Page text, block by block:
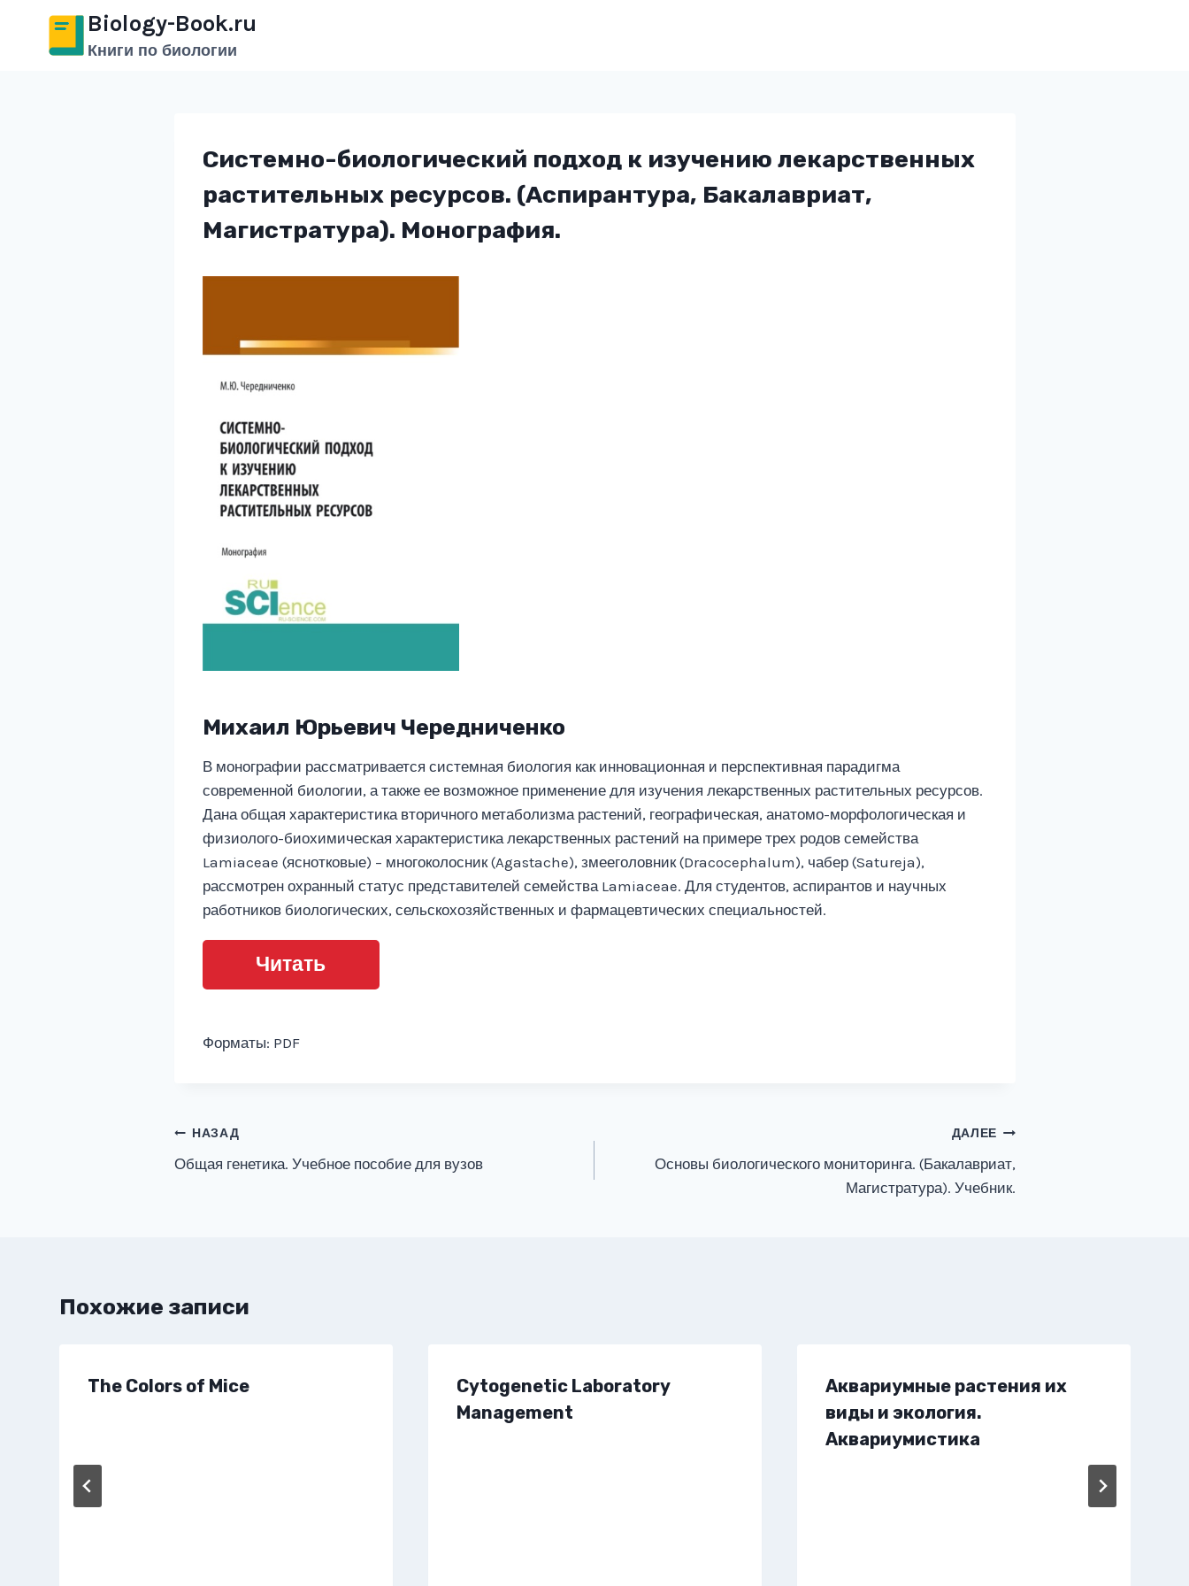
Перейти
содержимому
Biology-Book.ru
Книги по биологии
Системно-биологический подход к изучению лекарственных
растительных ресурсов. (Аспирантура, Бакалавриат,
Магистратура). Монография.
Михаил Юрьевич Чередниченко
В монографии рассматривается системная биология как инновационная и перспективная парадигма
современной биологии, а также ее возможное применение для изучения лекарственных растительных ресурсов.
Дана общая характеристика вторичного метаболизма растений, географическая, анатомо-морфологическая и
физиолого-биохимическая характеристика лекарственных растений на примере трех родов семейства
Lamiaceae (яснотковые) – многоколосник (Agastache), змееголовник (Dracocephalum), чабер (Satureja),
рассмотрен охранный статус представителей семейства Lamiaceae. Для студентов, аспирантов и научных
работников биологических, сельскохозяйственных и фармацевтических специальностей.
Читать
Форматы: PDF
Навигация
по
НАЗАД
Общая генетика. Учебное пособие для вузов
ДАЛЕЕ
Основы биологического мониторинга. (Бакалавриат,
Магистратура). Учебник.
Похожие записи
The Colors of Mice
Cytogenetic Laboratory
Management
Аквариумные растения их
виды и экология.
Аквариумистика